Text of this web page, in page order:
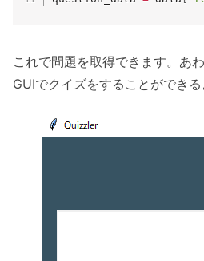
これで問題を取得できます。あ
GUIでクイズをすることができる